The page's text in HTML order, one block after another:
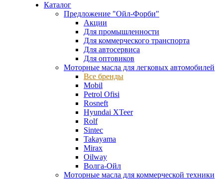
Каталог
Предложение "Ойл-Форби"
Акции
Для промышленности
Для коммерческого транспорта
Для автосервиса
Для оптовиков
Моторные масла для легковых автомобилей
Все бренды
Mobil
Petrol Ofisi
Rosneft
Hyundai XTeer
Rolf
Sintec
Takayama
Mirax
Oilway
Волга-Ойл
Моторные масла для коммерческой техники